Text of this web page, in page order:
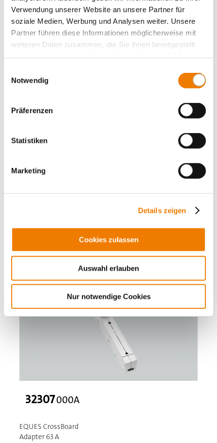
Verwendung unserer Website an unsere Partner für
soziale Medien, Werbung und Analysen weiter. Unsere
Partner führen diese Informationen möglicherweise mit
weiteren Daten zusammen, die Sie ihnen bereitgestellt
Notwendig
Präferenzen
Statistiken
Marketing
Details zeigen
Cookies zulassen
Auswahl erlauben
Nur notwendige Cookies
32302
Adapter 16 A
mm²)
32307000A
EQUES CrossBoard
Adapter 63 A